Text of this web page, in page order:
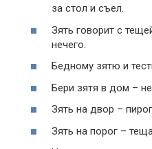
за стол и съел.
Зять говорит с
нечего.
Бедному зятю и
Бери зятя в дом –
Зять на двор –
Зять на порог –